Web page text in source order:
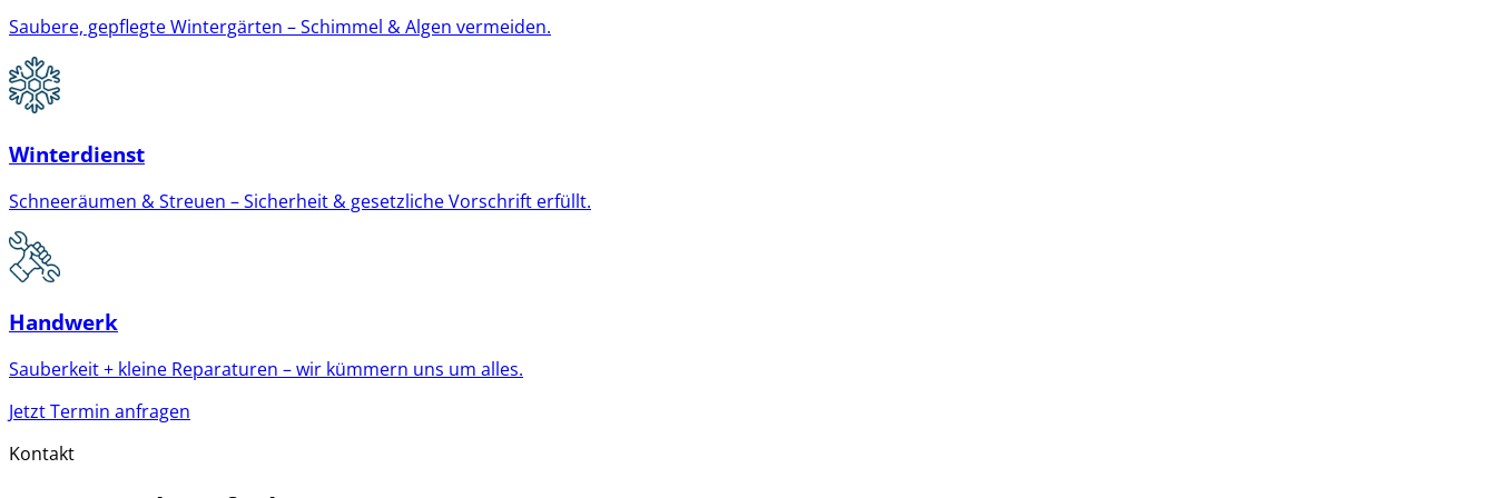
Saubere, gepflegte Wintergärten – Schimmel & Algen vermeiden.
Winterdienst
Schneeräumen & Streuen – Sicherheit & gesetzliche Vorschrift erfüllt.
Handwerk
Sauberkeit + kleine Reparaturen – wir kümmern uns um alles.
Jetzt Termin anfragen
Kontakt